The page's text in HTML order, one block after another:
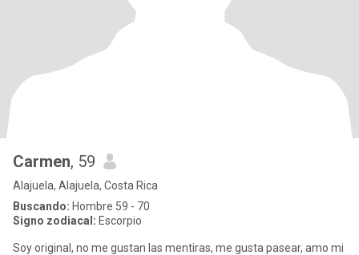
Carmen, 59
Alajuela, Alajuela, Costa Rica
Buscando: Hombre 59 - 70
Signo zodiacal: Escorpio
Soy original, no me gustan las mentiras, me gusta pasear, amo mi